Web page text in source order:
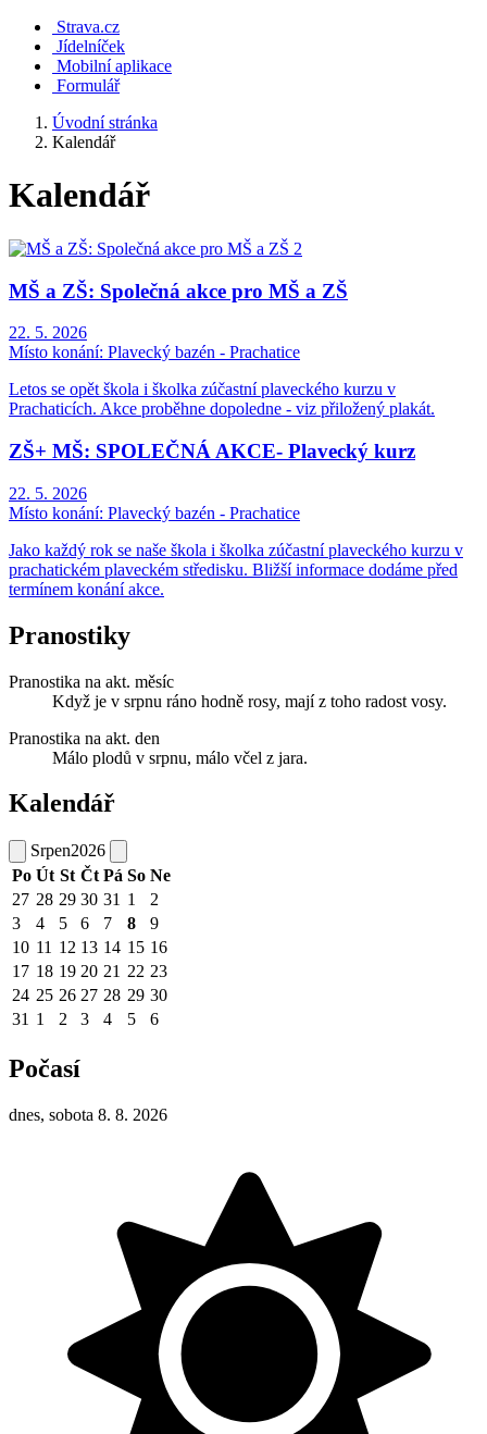
Strava.cz
Jídelníček
Mobilní aplikace
Formulář
Úvodní stránka
Kalendář
Kalendář
MŠ a ZŠ: Společná akce pro MŠ a ZŠ
22. 5. 2026
Místo konání: Plavecký bazén - Prachatice
Letos se opět škola i školka zúčastní plaveckého kurzu v
Prachaticích. Akce proběhne dopoledne - viz přiložený plakát.
ZŠ+ MŠ: SPOLEČNÁ AKCE- Plavecký kurz
22. 5. 2026
Místo konání: Plavecký bazén - Prachatice
Jako každý rok se naše škola i školka zúčastní plaveckého kurzu v
prachatickém plaveckém středisku. Bližší informace dodáme před
termínem konání akce.
Pranostiky
Pranostika na akt. měsíc
Když je v srpnu ráno hodně rosy, mají z toho radost vosy.
Pranostika na akt. den
Málo plodů v srpnu, málo včel z jara.
Kalendář
Srpen2026
Po Út St Čt Pá So Ne
27 28 29 30 31 1
2
3
4 5 6 7 8
9
10 11 12 13 14 15 16
17 18 19 20 21 22 23
24 25 26 27 28 29 30
31 1 2 3 4 5 6
Počasí
dnes, sobota 8. 8. 2026